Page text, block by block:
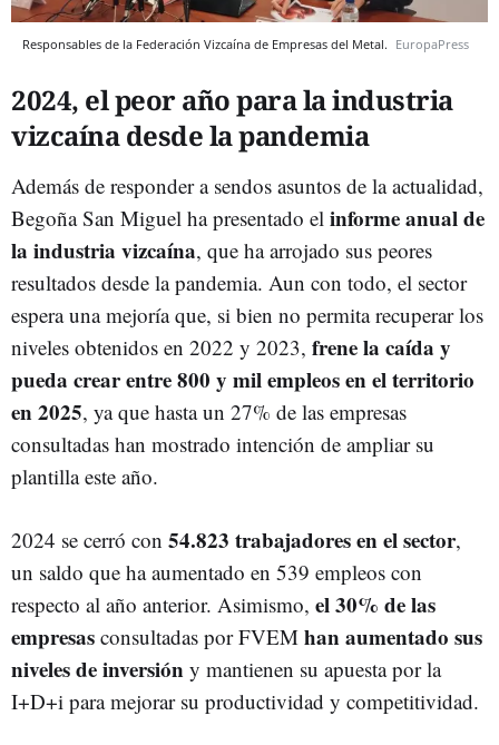
Responsables de la Federación Vizcaína de Empresas del Metal. EuropaPress
2024, el peor año para la industria
vizcaína desde la pandemia
Además de responder a sendos asuntos de la actualidad,
Begoña San Miguel ha presentado el informe anual de
la industria vizcaína, que ha arrojado sus peores
resultados desde la pandemia. Aun con todo, el sector
espera una mejoría que, si bien no permita recuperar los
niveles obtenidos en 2022 y 2023, frene la caída y
pueda crear entre 800 y mil empleos en el territorio
en 2025, ya que hasta un 27% de las empresas
consultadas han mostrado intención de ampliar su
plantilla este año.
2024 se cerró con 54.823 trabajadores en el sector,
un saldo que ha aumentado en 539 empleos con
respecto al año anterior. Asimismo, el 30% de las
empresas consultadas por FVEM han aumentado sus
niveles de inversión y mantienen su apuesta por la
I+D+i para mejorar su productividad y competitividad.